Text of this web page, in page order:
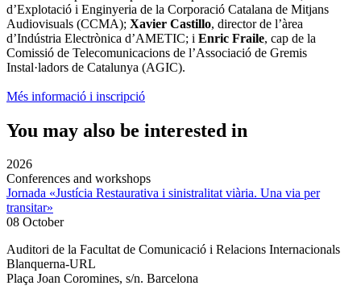
d’Explotació i Enginyeria de la Corporació Catalana de Mitjans
Audiovisuals (CCMA); Xavier Castillo, director de l’àrea
d’Indústria Electrònica d’AMETIC; i Enric Fraile, cap de la
Comissió de Telecomunicacions de l’Associació de Gremis
Instal·ladors de Catalunya (AGIC).
Més informació i inscripció
You may also be interested in
2026
Conferences and workshops
Jornada «Justícia Restaurativa i sinistralitat viària. Una via per
transitar»
08 October
Auditori de la Facultat de Comunicació i Relacions Internacionals
Blanquerna-URL
Plaça Joan Coromines, s/n. Barcelona